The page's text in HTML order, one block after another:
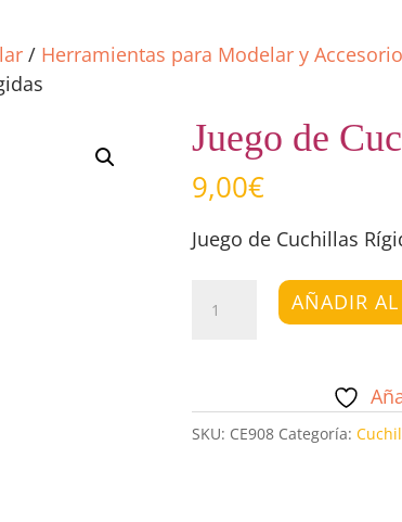
/ Herramientas para Modelar y
Juego de
9,00€
Juego de Cuchillas
cantidad
AÑADIR
SKU: CE908 Categoría: